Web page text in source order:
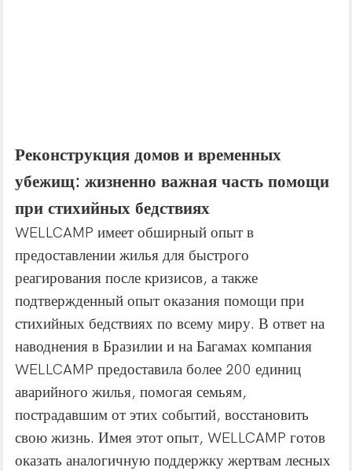
Реконструкция домов и временных
убежищ: жизненно важная часть помощи
при стихийных бедствиях
WELLCAMP имеет обширный опыт в
предоставлении жилья для быстрого
реагирования после кризисов, а также
подтвержденный опыт оказания помощи при
стихийных бедствиях по всему миру. В ответ на
наводнения в Бразилии и на Багамах компания
WELLCAMP предоставила более 200 единиц
аварийного жилья, помогая семьям,
пострадавшим от этих событий, восстановить
свою жизнь. Имея этот опыт, WELLCAMP готов
оказать аналогичную поддержку жертвам лесных